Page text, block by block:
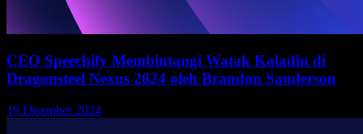
CEO Speechify Membintangi Watak Kaladin di
Dragonsteel Nexus 2024 oleh Brandon Sanderson
19 Disember 2024